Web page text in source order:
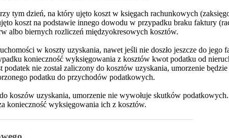
tym dzień, na który ujęto koszt w księgach rachunkowych
koszt na podstawie innego dowodu w przypadku braku faktury
albo biernych rozliczeń międzyokresowych kosztów.
w koszty uzyskania, nawet jeśli nie doszło jeszcze do jego
konieczność wyksięgowania z kosztów kwot podatku od
nie został zaliczony do kosztów uzyskania, umorzenie będzie
podatku do przychodów podatkowych.
koszów uzyskania, umorzenie nie wywołuje skutków
konieczność wyksięgowania ich z kosztów.